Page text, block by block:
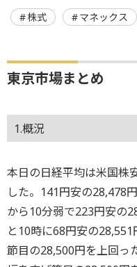
株式 マネックス
東京市場まとめ
1.概況
本日の日経平均は米国株
した。141円安の28,478
から10分弱で223円安の
と10時に68円安の28,551
節目の28,500円を上回っ